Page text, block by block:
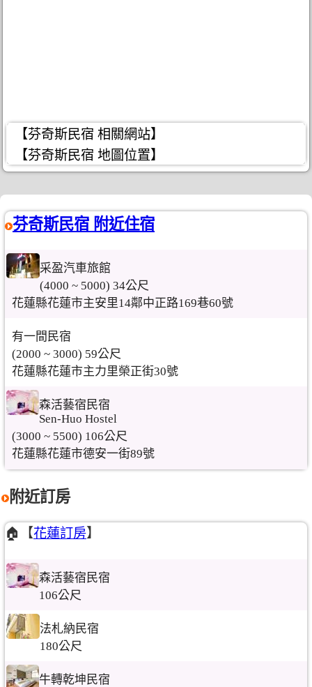
【芬奇斯民宿 相關網站】
【芬奇斯民宿 地圖位置】
芬奇斯民宿 附近住宿
采盈汽車旅館
(4000 ~ 5000) 34公尺
花蓮縣花蓮市主安里14鄰中正路169巷60號
有一間民宿
(2000 ~ 3000) 59公尺
花蓮縣花蓮市主力里榮正街30號
森活藝宿民宿
Sen-Huo Hostel
(3000 ~ 5500) 106公尺
花蓮縣花蓮市德安一街89號
附近訂房
🏠【花蓮訂房】
森活藝宿民宿
106公尺
法札納民宿
180公尺
牛轉乾坤民宿